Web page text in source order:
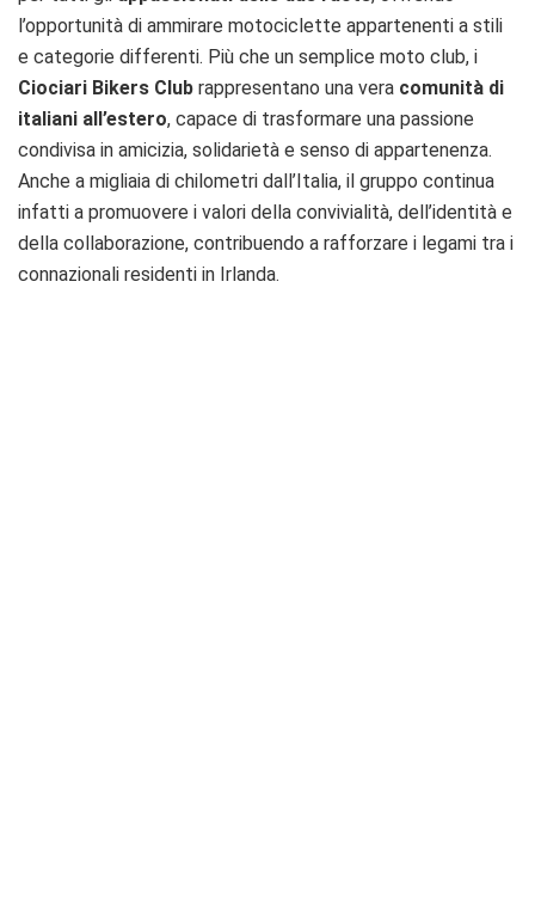
l’opportunità di ammirare motociclette appartenenti a stili
e categorie differenti. Più che un semplice moto club, i
Ciociari Bikers Club rappresentano una vera comunità di
italiani all’estero, capace di trasformare una passione
condivisa in amicizia, solidarietà e senso di appartenenza.
Anche a migliaia di chilometri dall’Italia, il gruppo continua
infatti a promuovere i valori della convivialità, dell’identità e
della collaborazione, contribuendo a rafforzare i legami tra i
connazionali residenti in Irlanda.